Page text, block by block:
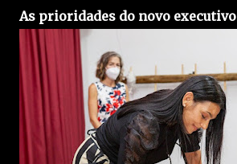
As prioridades do novo executivo